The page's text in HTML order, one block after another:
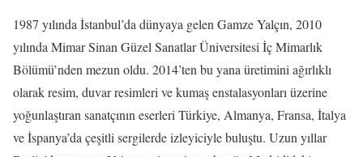
1987 yılında İstanbul’da dünyaya gelen Gamze Yalçın, 2010
yılında Mimar Sinan Güzel Sanatlar Üniversitesi İç Mimarlık
Bölümü’nden mezun oldu. 2014’ten bu yana üretimini ağırlıklı
olarak resim, duvar resimleri ve kumaş enstalasyonları üzerine
yoğunlaştıran sanatçının eserleri Türkiye, Almanya, Fransa, İtalya
ve İspanya’da çeşitli sergilerde izleyiciyle buluştu. Uzun yıllar